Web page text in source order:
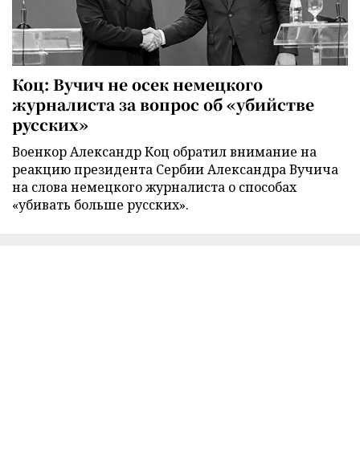
Коц: Вучич не осек немецкого
журналиста за вопрос об «убийстве
русских»
Военкор Александр Коц обратил внимание на
реакцию президента Сербии Александра Вучича
на слова немецкого журналиста о способах
«убивать больше русских».